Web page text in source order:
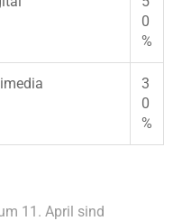
0
%
3
0
%
11. April sind